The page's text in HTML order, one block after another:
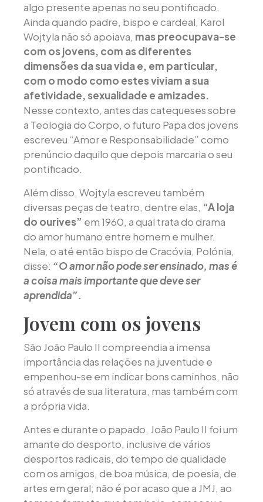
algo presente apenas no seu pontificado.
Ainda quando padre, bispo e cardeal, Karol
Wojtyla não só apoiava, mas preocupava-se
com os jovens, com as diferentes
dimensões da sua vida e, em particular,
com o modo como estes viviam a sua
afetividade, sexualidade e amizades.
Nesse contexto, antes das catequeses sobre
a Teologia do Corpo, o futuro Papa dos jovens
escreveu “Amor e Responsabilidade” como
prenúncio daquilo que depois marcaria o seu
pontificado.
Além disso, Wojtyla escreveu também
diversas peças de teatro, dentre elas, “A loja
do ourives” em 1960, a qual trata do drama
do amor humano entre homem e mulher.
Nela, o até então bispo de Cracóvia, Polónia,
disse: “O amor não pode ser ensinado, mas é
a coisa mais importante que deve ser
aprendida”.
Jovem com os jovens
São João Paulo II compreendia a imensa
importância das relações na juventude e
empenhou-se em indicar bons caminhos, não
só através de sua literatura, mas também com
a própria vida.
Antes e durante o papado, João Paulo II foi um
amante do desporto, inclusive de vários
desportos radicais, do tempo de qualidade
com os amigos, de boa música, de poesia, de
artes em geral; não é por acaso que a JMJ, ao